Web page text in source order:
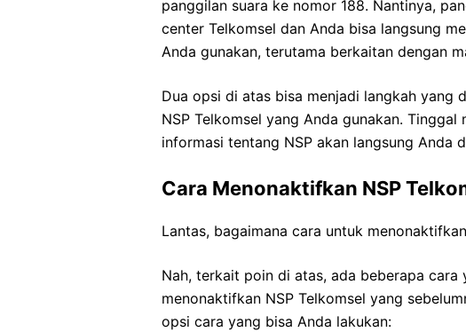
panggilan suara ke nomor 188. Nantinya,
center Telkomsel dan Anda bisa langsung
Anda gunakan, terutama berkaitan dengan
Dua opsi di atas bisa menjadi langkah yang
NSP Telkomsel yang Anda gunakan.
informasi tentang NSP akan langsung Anda
Cara Menonaktifkan NSP
Lantas, bagaimana cara untuk
Nah, terkait poin di atas, ada beberapa
menonaktifkan NSP Telkomsel yang
opsi cara yang bisa Anda lakukan: